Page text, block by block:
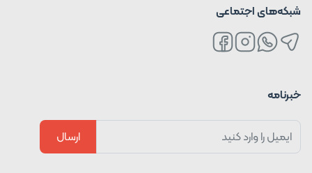
شبکه‌های اجتماعی
خبرنامه
ارسال